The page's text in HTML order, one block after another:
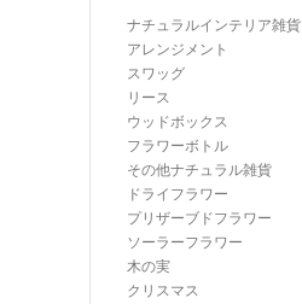
ナチュラルインテリア雑貨
アレンジメント
スワッグ
リース
ウッドボックス
フラワーボトル
その他ナチュラル雑貨
ドライフラワー
プリザーブドフラワー
ソーラーフラワー
木の実
クリスマス